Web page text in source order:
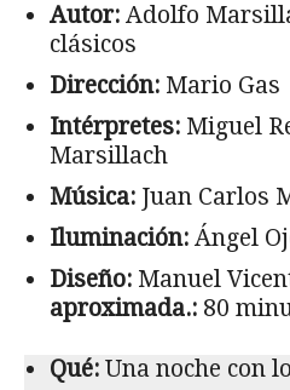
Autor: Adolfo
clásicos
Dirección: Mario Gas
Intérpretes: Miguel
Marsillach
Música: Juan Carlos
Iluminación: Ángel
Diseño: Manuel
aproximada.: 80
Qué: Una noche con